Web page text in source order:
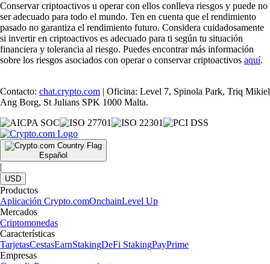
Conservar criptoactivos u operar con ellos conlleva riesgos y puede no
ser adecuado para todo el mundo. Ten en cuenta que el rendimiento
pasado no garantiza el rendimiento futuro. Considera cuidadosamente
si invertir en criptoactivos es adecuado para ti según tu situación
financiera y tolerancia al riesgo. Puedes encontrar más información
sobre los riesgos asociados con operar o conservar criptoactivos aquí.
Contacto: chat.crypto.com | Oficina: Level 7, Spinola Park, Triq Mikiel
Ang Borg, St Julians SPK 1000 Malta.
Español
|
USD
Productos
Aplicación Crypto.comOnchainLevel Up
Mercados
Criptomonedas
Características
TarjetasCestasEarnStakingDeFi StakingPayPrime
Empresas